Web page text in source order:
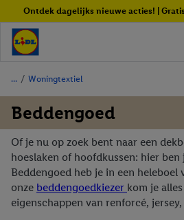
Ontdek dagelijks nieuwe acties! |
/ Woningtextiel
Beddengoed
Of je nu op zoek bent naar een
hoeslaken of hoofdkussen: hier ben
Beddengoed heb je in een
onze beddengoedkiezer kom je
eigenschappen van renforcé,